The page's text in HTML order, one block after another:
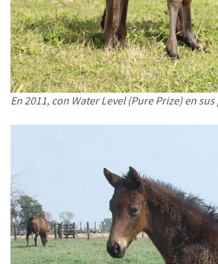
En 2011, con Water Level (Pure Prize) en